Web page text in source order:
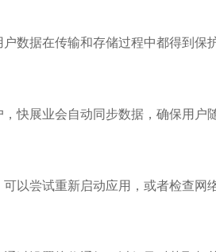
数据在传输和存储过程中都得到保
快展业会自动同步数据，确保用户
以尝试重新启动应用，或者检查网